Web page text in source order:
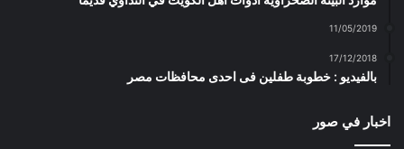
11/05/2019
17/12/2018
بالفيديو : خطوبة طفلين فى احدى محافظات مصر
اخبار في صور